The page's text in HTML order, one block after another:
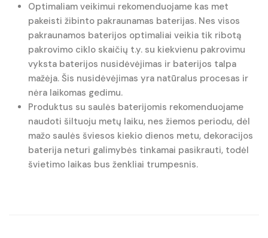
Optimaliam veikimui rekomenduojame kas met
pakeisti žibinto pakraunamas baterijas. Nes visos
pakraunamos baterijos optimaliai veikia tik ribotą
pakrovimo ciklo skaičių t.y. su kiekvienu pakrovimu
vyksta baterijos nusidėvėjimas ir baterijos talpa
mažėja. Šis nusidėvėjimas yra natūralus procesas ir
nėra laikomas gedimu.
Produktus su saulės baterijomis rekomenduojame
naudoti šiltuoju metų laiku, nes žiemos periodu, dėl
mažo saulės šviesos kiekio dienos metu, dekoracijos
baterija neturi galimybės tinkamai pasikrauti, todėl
švietimo laikas bus ženkliai trumpesnis.